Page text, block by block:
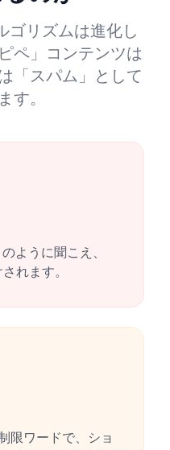
ゴリズムは進化し
ペ」コンテンツは
「スパム」として
す。
ように聞こえ、
れます。
限ワードで、ショ